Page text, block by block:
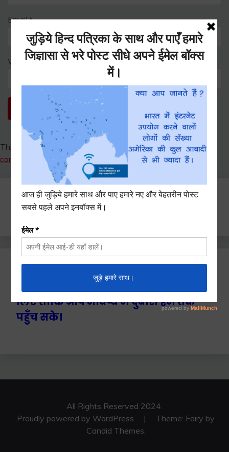
Email*
Website
This site uses Akismet to reduce spam.Learn how your
comment data is processed.
Search
for:
Ctrl+D दबाएँ हमे बुकमार्क / सेव करने के
लिए ताकि आप भविष्य में दुबारा हम तक
पहुँच सके।
All Rights Reserved 2024.
Proudly powered by WordPress
|
Theme: Fairy by
Candid Themes.